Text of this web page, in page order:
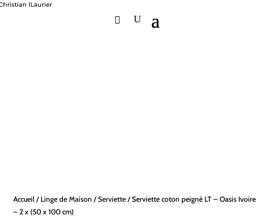
Accueil / Linge de Maison /Serviette / Serviette coton peigné LT – Oasis Ivoire
– 2 x (50 x 100 cm)